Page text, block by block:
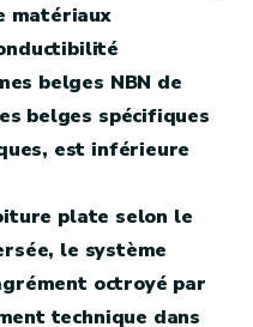
matériaux
belges NBN de
belges spécifiques
est inférieure
plate selon le
le système
octroyé par
technique dans